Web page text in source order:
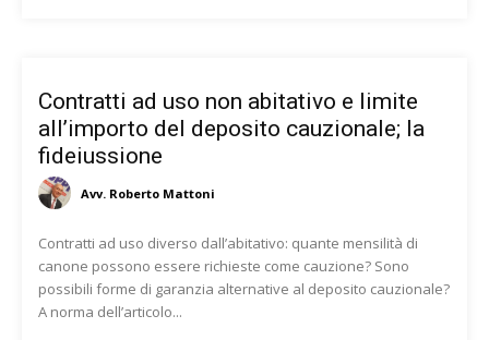
Contratti ad uso non abitativo e limite
all’importo del deposito cauzionale; la
fideiussione
Avv. Roberto Mattoni
Contratti ad uso diverso dall’abitativo: quante mensilità di
canone possono essere richieste come cauzione? Sono
possibili forme di garanzia alternative al deposito cauzionale?
A norma dell’articolo...